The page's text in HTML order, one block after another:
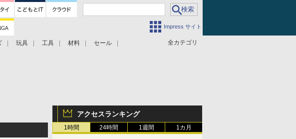
Impress サイト
全カテゴリ
玩具 工具 材料 セール
アクセスランキング
1時間 24時間 1週間 1カ月